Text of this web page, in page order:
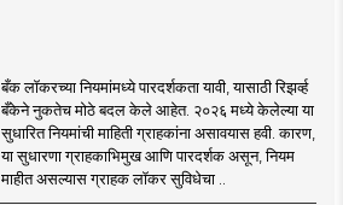
बँक लॉकरच्या नियमांमध्ये पारदर्शकता यावी, यासाठी रिझर्व्ह
बँकेने नुकतेच मोठे बदल केले आहेत. २०२६ मध्ये केलेल्या या
सुधारित नियमांची माहिती ग्राहकांना असावयास हवी. कारण,
या सुधारणा ग्राहकाभिमुख आणि पारदर्शक असून, नियम
माहीत असल्यास ग्राहक लॉकर सुविधेचा ..